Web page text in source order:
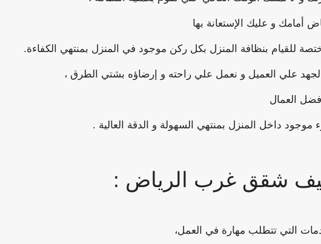
و عليك الإستعانة بها
للقيام بنظافة المنزل بكل ركن موجود في المنزل بمنتهي الكفاءة.
علي العميل و نعمل علي راحته و إرضاؤه بشتي الطرق ،
العمال
داخل المنزل بمنتهي السهولة و الدقة العالية .
شقق غرب الرياض :
التي تتطلب مهارة في العمل،